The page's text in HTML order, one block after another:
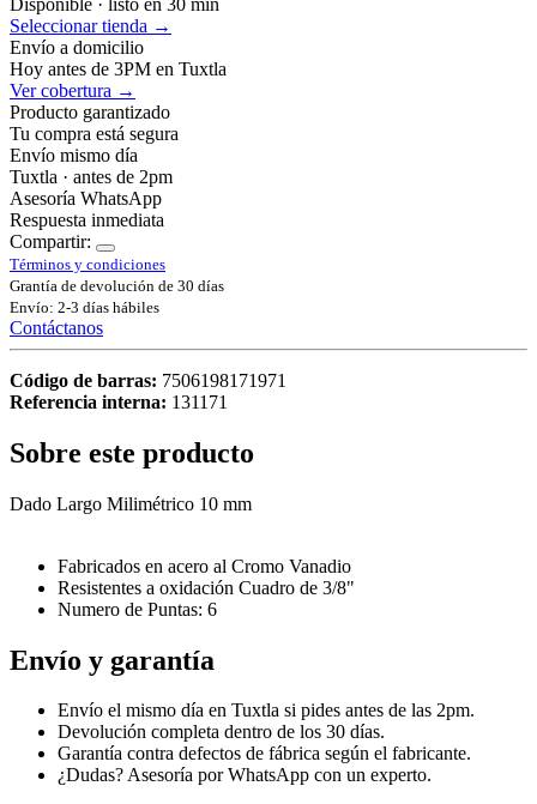
Seleccionar tienda →
Envío a domicilio
Hoy antes de 3PM en Tuxtla
Ver cobertura →
Producto garantizado
Tu compra está segura
Envío mismo día
Tuxtla · antes de 2pm
Asesoría WhatsApp
Respuesta inmediata
Compartir:
Términos y condiciones
Grantía de devolución de 30 días
Envío: 2-3 días hábiles
Contáctanos
Código de barras: 7506198171971
Referencia interna: 131171
Sobre este producto
Dado Largo Milimétrico 10 mm
Fabricados en acero al Cromo Vanadio
Resistentes a oxidación Cuadro de 3/8"
Numero de Puntas: 6
Envío y garantía
Envío el mismo día en Tuxtla si pides antes de las 2pm.
Devolución completa dentro de los 30 días.
Garantía contra defectos de fábrica según el fabricante.
¿Dudas? Asesoría por WhatsApp con un experto.